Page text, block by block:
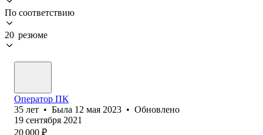
По соответствию
20 резюме
Оператор ПК
35 лет • Была 12 мая 2023 • Обновлено
19 сентября 2021
20 000 ₽